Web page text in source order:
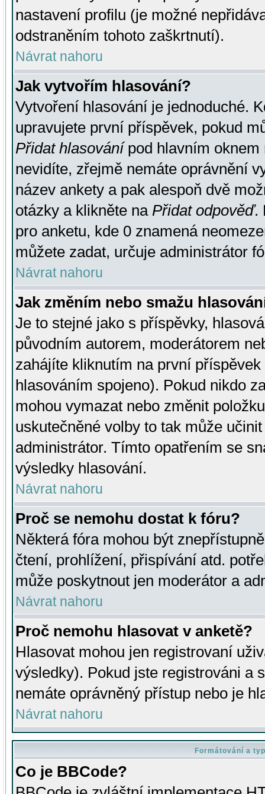
nastavení profilu (je možné
odstraněním tohoto zaškrtnutí).
Návrat nahoru
Jak vytvořím hlasování?
Vytvoření hlasování je jednoduché.
upravujete první příspěvek, pokud
Přidat hlasovánípod hlavním oknem
nevidíte, zřejmě nemáte oprávnění
název ankety a pak alespoň dvě
otázky a klikněte na Přidat odpověď.
pro anketu, kde 0 znamená
můžete zadat, určuje administrátor
Návrat nahoru
Jak změním nebo smažu
Je to stejné jako s příspěvky,
původním autorem, moderátorem
zahájíte kliknutím na první
hlasováním spojeno). Pokud nikdo
mohou vymazat nebo změnit
uskutečněné volby to tak může
administrátor. Tímto opatřením se
výsledky hlasování.
Návrat nahoru
Proč se nemohu dostat k fóru?
Některá fóra mohou být
čtení, prohlížení, přispívání atd.
může poskytnout jen moderátor a
Návrat nahoru
Proč nemohu hlasovat v anketě?
Hlasovat mohou jen registrovaní
výsledky). Pokud jste registrováni a
nemáte oprávněný přístup nebo je
Návrat nahoru
Formátování a
Co je BBCode?